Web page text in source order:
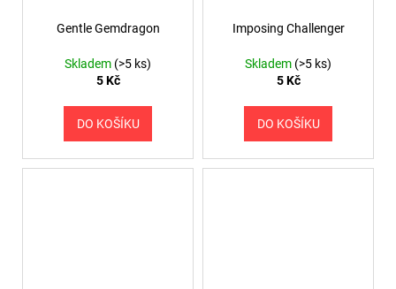
Gentle Gemdragon
Skladem (>5 ks)
5 Kč
DO KOŠÍKU
Imposing Challenger
Skladem (>5 ks)
5 Kč
DO KOŠÍKU